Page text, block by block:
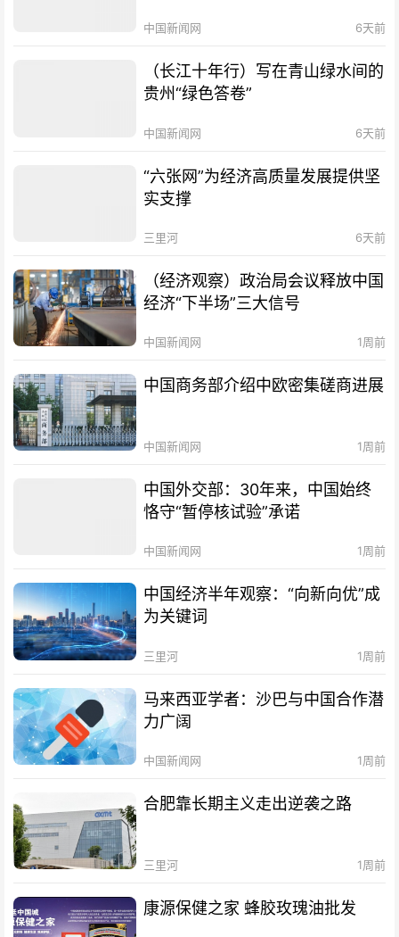
中国新闻网 6天前
（长江十年行）写在青山绿水间的
贵州“绿色答卷”
中国新闻网 6天前
“六张网”为经济高质量发展提供坚
实支撑
三里河 6天前
（经济观察）政治局会议释放中国
经济“下半场”三大信号
中国新闻网 1周前
中国商务部介绍中欧密集磋商进展
中国新闻网 1周前
中国外交部：30年来，中国始终
恪守“暂停核试验”承诺
中国新闻网 1周前
中国经济半年观察：“向新向优”成
为关键词
三里河 1周前
马来西亚学者：沙巴与中国合作潜
力广阔
中国新闻网 1周前
合肥靠长期主义走出逆袭之路
三里河 1周前
康源保健之家 蜂胶玫瑰油批发